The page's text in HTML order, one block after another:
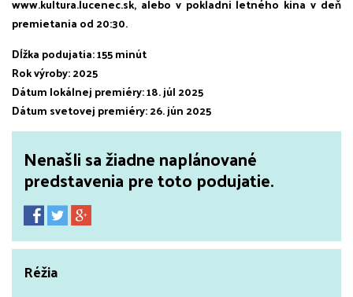
www.kultura.lucenec.sk, alebo v pokladni letného kina v deň
premietania od 20:30.
Dĺžka podujatia: 155 minút
Rok výroby: 2025
Dátum lokálnej premiéry: 18. júl 2025
Dátum svetovej premiéry: 26. jún 2025
Nenašli sa žiadne naplánované
predstavenia pre toto podujatie.
Réžia